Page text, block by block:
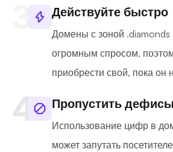
Действуйте быстро
Домены с зоной .diamonds
огромным спросом,
приобрести свой, пока он
Пропустить дефисы
Использование цифр в
может запутать